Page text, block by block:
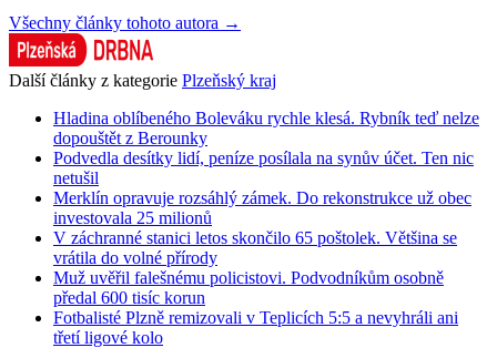
Všechny články tohoto autora →
Další články z kategorie Plzeňský kraj
Hladina oblíbeného Boleváku rychle klesá. Rybník teď nelze
dopouštět z Berounky
Podvedla desítky lidí, peníze posílala na synův účet. Ten nic
netušil
Merklín opravuje rozsáhlý zámek. Do rekonstrukce už obec
investovala 25 milionů
V záchranné stanici letos skončilo 65 poštolek. Většina se
vrátila do volné přírody
Muž uvěřil falešnému policistovi. Podvodníkům osobně
předal 600 tisíc korun
Fotbalisté Plzně remizovali v Teplicích 5:5 a nevyhráli ani
třetí ligové kolo